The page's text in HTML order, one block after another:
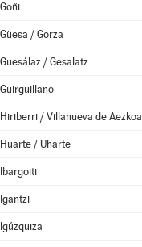
Goñi
Güesa / Gorza
Guesálaz / Gesalatz
Guirguillano
Hiriberri / Villanueva de Aezkoa
Huarte / Uharte
Ibargoiti
Igantzi
Igúzquiza